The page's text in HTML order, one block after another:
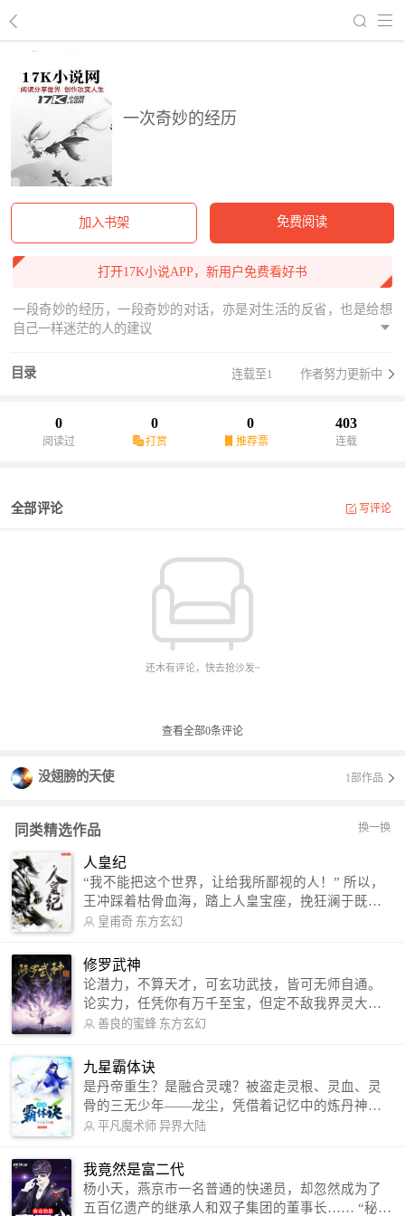
一次奇妙的经历
加入书架 免费阅读
打开17K小说APP，新用户免费看好书
一段奇妙的经历，一段奇妙的对话，亦是对生活的反省，也是给想
自己一样迷茫的人的建议
目录 连载至1 作者努力更新中
0
阅读过
0
打赏
0
推荐票
403
连载
全部评论 写评论
还木有评论，快去抢沙发~
查看全部0条评论
没翅膀的天使 1部作品
同类精选作品 换一换
人皇纪
“我不能把这个世界，让给我所鄙视的人！” 所以，
王冲踩着枯骨血海，踏上人皇宝座，挽狂澜于既
倒，扶大厦之将倾，成就了一段无上的传说！ 微信
微博：皇甫奇（地址：http://weibo.com/u/25284575
87） QQ交流群：320238210【普通群】 574501330
【VIP订阅群】 欢迎大家关注。
皇甫奇 东方玄幻
修罗武神
论潜力，不算天才，可玄功武技，皆可无师自通。
论实力，任凭你有万千至宝，但定不敌我界灵大
军。 我是谁？天下众生视我为修罗，却不知，我以
信公众号：善良的蜜蜂后援会）
善良的蜜蜂 东方玄幻
九星霸体诀
是丹帝重生？是融合灵魂？被盗走灵根、灵血、灵
骨的三无少年——龙尘，凭借着记忆中的炼丹神
术，修行神秘功法九星霸体诀，拨开重重迷雾，解
勾搭各色美女，镇压恶鬼邪神。 江湖传闻：龙
尘一到，地吼天啸。龙尘一出，鬼泣神哭。 本
故事纯属虚构，如有雷同，那就是真事儿，想要对
平凡魔术师 异界大陆
我竟然是富二代
杨小天，燕京市一名普通的快递员，却忽然成为了
五百亿遗产的继承人和双子集团的董事长…… “秘